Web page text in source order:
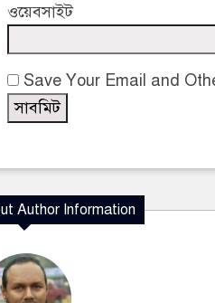
ওয়েবসাইট
Save Your Email and
Author Information